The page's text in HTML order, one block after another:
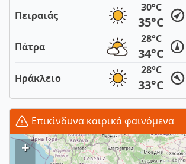
Πειραιάς
30°C
35°C
Πάτρα
28°C
34°C
Ηράκλειο
28°C
33°C
Επικίνδυνα καιρικά φαινόμενα
+